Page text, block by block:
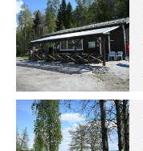
irti
arjesta
Lue
Leirintäoppaan
artikkeli:
Aivan
Saariston
Rengastien
portilla